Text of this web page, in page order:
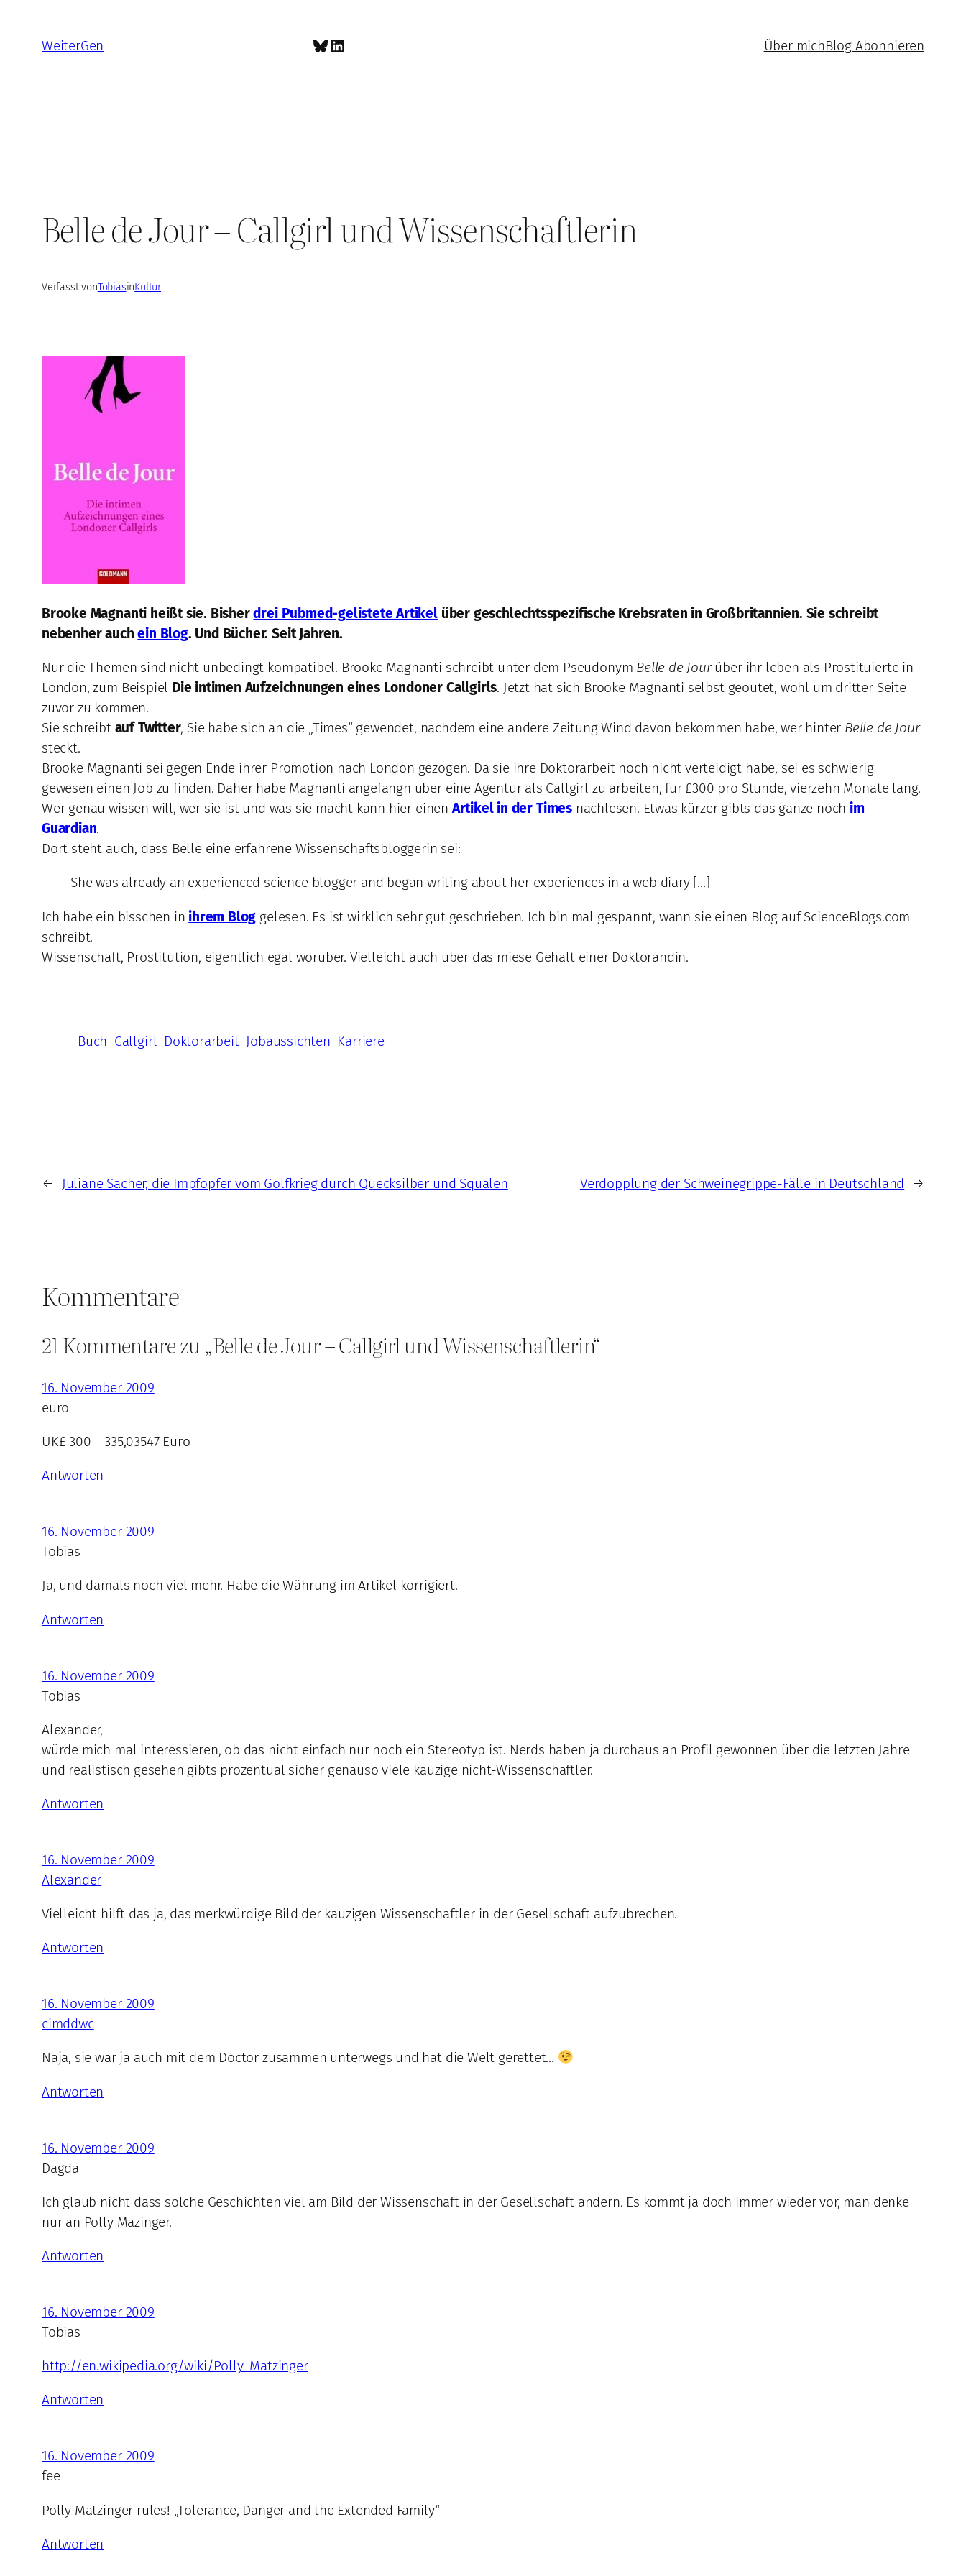
springen
WeiterGen Bluesky
LinkedIn Über michBlog Abonnieren
Belle de Jour – Callgirl und Wissenschaftlerin
Verfasst vonTobiasinKultur
Brooke Magnanti heißt sie. Bisherdrei Pubmed-gelistete Artikelüber geschlechtsspezifische Krebsraten in Großbritannien. Sie schreibt
nebenher auchein Blog. Und Bücher. Seit Jahren.
Nur die Themen sind nicht unbedingt kompatibel. Brooke Magnanti schreibt unter dem Pseudonym Belle de Jourüber ihr leben als Prostituierte in
London, zum Beispiel Die intimen Aufzeichnungen eines Londoner Callgirls. Jetzt hat sich Brooke Magnanti selbst geoutet, wohl um dritter Seite
zuvor zu kommen.
Sie schreibt auf Twitter, Sie habe sich an die „Times“ gewendet, nachdem eine andere Zeitung Wind davon bekommen habe, wer hinter Belle de Jour
steckt.
Brooke Magnanti sei gegen Ende ihrer Promotion nach London gezogen. Da sie ihre Doktorarbeit noch nicht verteidigt habe, sei es schwierig
gewesen einen Job zu finden. Daher habe Magnanti angefangn über eine Agentur als Callgirl zu arbeiten, für £300 pro Stunde, vierzehn Monate lang.
Wer genau wissen will, wer sie ist und was sie macht kann hier einenArtikel in der Timesnachlesen. Etwas kürzer gibts das ganze noch im
Guardian.
Dort steht auch, dass Belle eine erfahrene Wissenschaftsbloggerin sei:
She was already an experienced science blogger and began writing about her experiences in a web diary […]
Ich habe ein bisschen in ihrem Blog gelesen. Es ist wirklich sehr gut geschrieben. Ich bin mal gespannt, wann sie einen Blog auf ScienceBlogs.com
schreibt.
Wissenschaft, Prostitution, eigentlich egal worüber. Vielleicht auch über das miese Gehalt einer Doktorandin.
Buch Callgirl Doktorarbeit Jobaussichten Karriere
← Juliane Sacher, die Impfopfer vom Golfkrieg durch Quecksilber und Squalen Verdopplung der Schweinegrippe-Fälle in Deutschland →
Kommentare
21 Kommentare zu „Belle de Jour – Callgirl und Wissenschaftlerin“
16. November 2009
euro
UK£ 300 = 335,03547 Euro
Antworten
16. November 2009
Tobias
Ja, und damals noch viel mehr. Habe die Währung im Artikel korrigiert.
Antworten
16. November 2009
Tobias
Alexander,
würde mich mal interessieren, ob das nicht einfach nur noch ein Stereotyp ist. Nerds haben ja durchaus an Profil gewonnen über die letzten Jahre
und realistisch gesehen gibts prozentual sicher genauso viele kauzige nicht-Wissenschaftler.
Antworten
16. November 2009
Alexander
Vielleicht hilft das ja, das merkwürdige Bild der kauzigen Wissenschaftler in der Gesellschaft aufzubrechen.
Antworten
16. November 2009
cimddwc
Naja, sie war ja auch mit dem Doctor zusammen unterwegs und hat die Welt gerettet…
Antworten
16. November 2009
Dagda
Ich glaub nicht dass solche Geschichten viel am Bild der Wissenschaft in der Gesellschaft ändern. Es kommt ja doch immer wieder vor, man denke
nur an Polly Mazinger.
Antworten
16. November 2009
Tobias
http://en.wikipedia.org/wiki/Polly_Matzinger
Antworten
16. November 2009
fee
Polly Matzinger rules! „Tolerance, Danger and the Extended Family“
Antworten